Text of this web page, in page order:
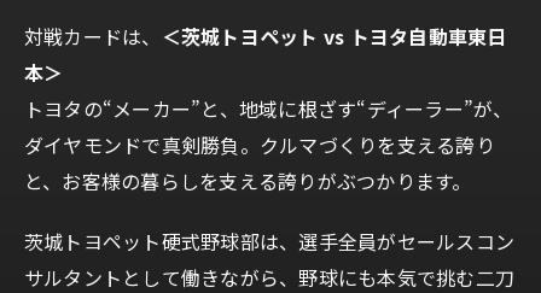
対戦カードは、 ＜茨城トヨペット vs トヨタ自動車東日
本＞
トヨタの“メーカー”と、地域に根ざす“ディーラー”が、
ダイヤモンドで真剣勝負。クルマづくりを支える誇り
と、お客様の暮らしを支える誇りがぶつかります。
茨城トヨペット硬式野球部は、選手全員がセールスコン
サルタントとして働きながら、野球にも本気で挑む二刀